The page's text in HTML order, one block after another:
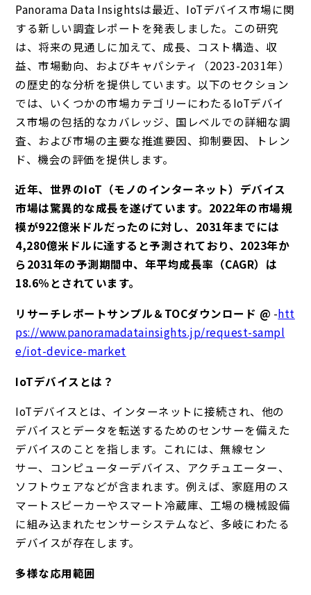
Panorama Data Insightsは最近、IoTデバイス市場に関
する新しい調査レポートを発表しました。この研究
は、将来の見通しに加えて、成長、コスト構造、収
益、市場動向、およびキャパシティ（2023-2031年）
の歴史的な分析を提供しています。以下のセクション
では、いくつかの市場カテゴリーにわたるIoTデバイ
ス市場の包括的なカバレッジ、国レベルでの詳細な調
査、および市場の主要な推進要因、抑制要因、トレン
ド、機会の評価を提供します。
近年、世界のIoT（モノのインターネット）デバイス
市場は驚異的な成長を遂げています。2022年の市場規
模が922億米ドルだったのに対し、2031年までには
4,280億米ドルに達すると予測されており、2023年か
ら2031年の予測期間中、年平均成長率（CAGR）は
18.6％とされています。
リサーチレポートサンプル＆TOCダウンロード @ -htt
ps://www.panoramadatainsights.jp/request-sampl
e/iot-device-market
IoTデバイスとは？
IoTデバイスとは、インターネットに接続され、他の
デバイスとデータを転送するためのセンサーを備えた
デバイスのことを指します。これには、無線セン
サー、コンピューターデバイス、アクチュエーター、
ソフトウェアなどが含まれます。例えば、家庭用のス
マートスピーカーやスマート冷蔵庫、工場の機械設備
に組み込まれたセンサーシステムなど、多岐にわたる
デバイスが存在します。
多様な応用範囲